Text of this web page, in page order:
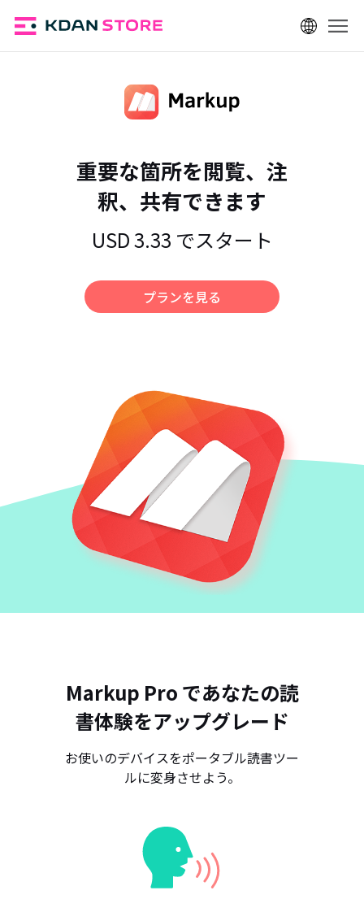
重要な箇所を閲覧、注
釈、共有できます
USD 3.33 でスタート
プランを見る
Markup Pro であなたの読
書体験をアップグレード
お使いのデバイスをポータブル読書ツー
ルに変身させよう。